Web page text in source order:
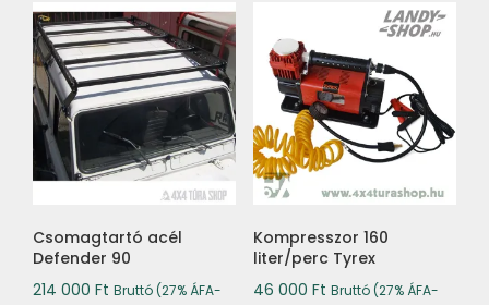
Csomagtartó acél
Defender 90
214 000 Ft Bruttó (27% ÁFA-
Kompresszor 160
liter/perc Tyrex
46 000 Ft Bruttó (27% ÁFA-